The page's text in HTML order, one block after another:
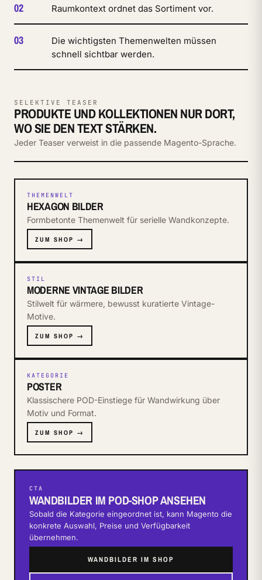
02 Raumkontext ordnet das Sortiment vor.
03
Die wichtigsten Themenwelten müssen
schnell sichtbar werden.
SELEKTIVE TEASER
PRODUKTE UND KOLLEKTIONEN NUR DORT,
WO SIE DEN TEXT STÄRKEN.
Jeder Teaser verweist in die passende Magento-Sprache.
THEMENWELT
HEXAGON BILDER
Formbetonte Themenwelt für serielle Wandkonzepte.
ZUM SHOP →
STIL
MODERNE VINTAGE BILDER
Stilwelt für wärmere, bewusst kuratierte Vintage-
Motive.
ZUM SHOP →
KATEGORIE
POSTER
Klassischere POD-Einstiege für Wandwirkung über
Motiv und Format.
ZUM SHOP →
CTA
WANDBILDER IM POD-SHOP ANSEHEN
Sobald die Kategorie eingeordnet ist, kann Magento die
konkrete Auswahl, Preise und Verfügbarkeit
übernehmen.
WANDBILDER IM SHOP